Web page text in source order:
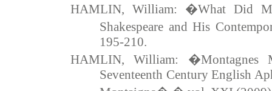
HAMLIN, William: �What Did
Shakespeare and His
195-210.
HAMLIN, William: �Montagnes
Seventeenth Century English